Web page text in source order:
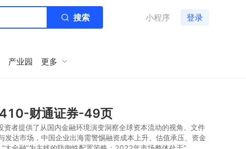
搜索 小程序 登录
产业园 更多
财通证券-49页
者提供了从国内金融环境演变洞察全球资本流动的视角。文件
达市场，中国企业出海需警惕融资成本上升、估值承压、资金